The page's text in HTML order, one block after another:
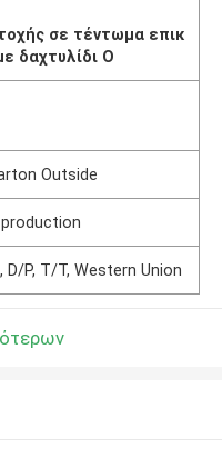
σε τέντωμα επικ
δαχτυλίδι O
Outside
D/P, T/T, Western Union